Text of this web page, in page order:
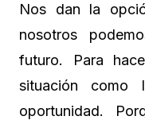
Nos dan la
nosotros
futuro. Para
situación como
oportunidad.